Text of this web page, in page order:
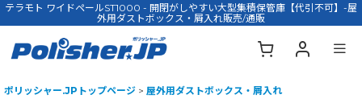
テラモト ワイドペールST1000 - 開閉がしやすい大型集積保管庫【代引不可】-屋
外用ダストボックス・屑入れ販売/通販
ポリッシャー.JPトップページ > 屋外用ダストボックス・屑入れ